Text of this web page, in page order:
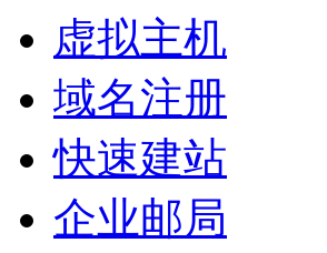
虚拟主机
域名注册
快速建站
企业邮局